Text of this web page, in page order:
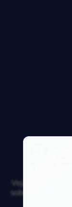
Veja respostas
sobre mercado